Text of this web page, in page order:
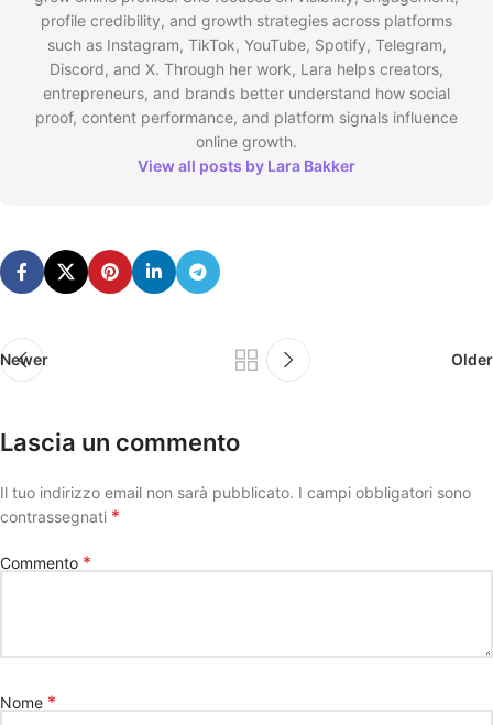
profile credibility, and growth strategies across platforms
such as Instagram, TikTok, YouTube, Spotify, Telegram,
Discord, and X. Through her work, Lara helps creators,
entrepreneurs, and brands better understand how social
proof, content performance, and platform signals influence
online growth.
View all posts by Lara Bakker
Newer Older
Lascia un commento
Il tuo indirizzo email non sarà pubblicato. I campi obbligatori sono
contrassegnati *
Commento *
Nome *